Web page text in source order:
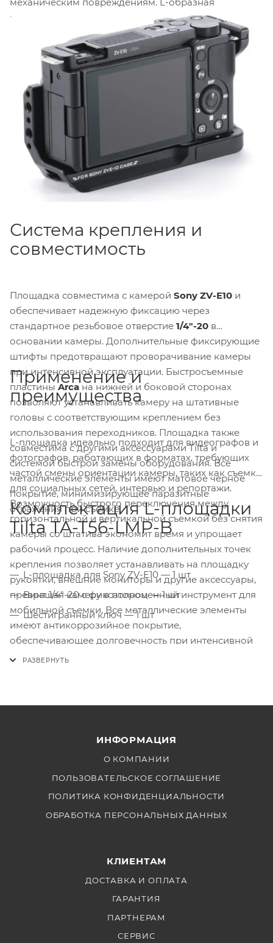
конструкция обеспечивает быструю смену
ориентации камеры: при горизонтальной съемке
камера фиксируется на нижней части площадки,
при вертикальной — на боковой. На всех
поверхностях площадки предусмотрены резьбовые
отверстия1/4"-20
для установки
дополнительных аксессуаров, таких как рукоятки,
мониторы или беспроводные передатчики. Нижняя
и боковая части площадки оснащены
быстросъемными пластинами, совместимыми с
системойArca. Максимальная нагрузка на площадку
составляет5 кг
Система крепления и
совместимость
Площадка совместима с камерой Sony ZV-E10 и
обеспечивает надежную фиксацию через
стандартное резьбовое отверстие 1/4"-20 в
основании камеры. Дополнительные фиксирующие
штифты предотвращают проворачивание камеры
при интенсивной эксплуатации. Быстросъемные
пластиныArcaна нижней и боковой сторонах
позволяют устанавливать камеру на штативные
головы с соответствующим креплением без
использования переходников. Площадка также
совместима с другими аксессуарами Tilta и
системой быстрой замены оборудования. Все
металлические элементы имеют матовое черное
покрытие, минимизирующее паразитные
отражения при съемке.
Применение и
преимущества
L-площадка идеально подходит для видеографов и
фотографов, работающих в форматах, требующих
частой смены ориентации камеры, таких как съемка
для социальных сетей, интервью и репортажи.
Возможность быстрого переключения между
горизонтальной и вертикальной съемкой без снятия
камеры со штатива экономит время и упрощает
рабочий процесс. Наличие дополнительных точек
крепления позволяет устанавливать на площадку
рукоятки, внешние мониторы и другие аксессуары,
превращая камеру в полноценный инструмент для
мобильной съемки. Все металлические элементы
имеют антикоррозийное покрытие,
обеспечивающее долговечность при интенсивной
эксплуатации. Площадка также может
Комплектация L-площадки
Tilta TA-T56-LMP-B
L-площадка для Sony ZV-E10 — 1 шт
Винт 1/4"-20 с фиксатором — 1 шт
Шестигранный ключ — 1 шт
ИНФОРМАЦИЯ
О КОМПАНИИ
ПОЛЬЗОВАТЕЛЬСКОЕ СОГЛАШЕНИЕ
ПОЛИТИКА КОНФИДЕНЦИАЛЬНОСТИ
ОБРАБОТКА ПЕРСОНАЛЬНЫХ ДАННЫХ
КЛИЕНТАМ
ДОСТАВКА И ОПЛАТА
ГАРАНТИЯ
ПАРТНЕРАМ
СЕРВИС